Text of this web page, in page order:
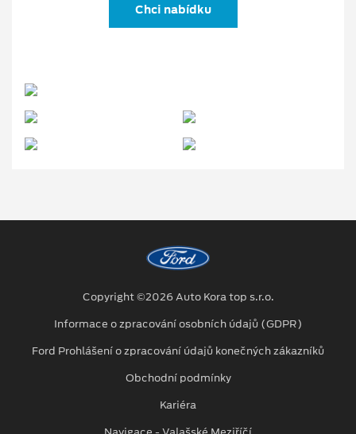
Chci nabídku
Copyright ©2026 Auto Kora top s.r.o.
Informace o zpracování osobních údajů (GDPR)
Ford Prohlášení o zpracování údajů konečných zákazníků
Obchodní podmínky
Kariéra